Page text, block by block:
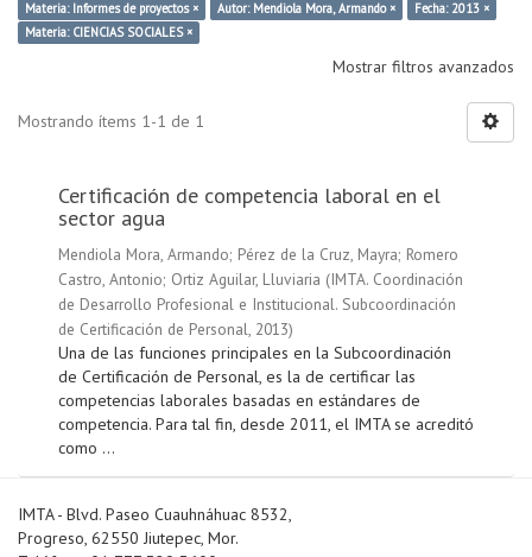
Materia: Informes de proyectos × Autor: Mendiola Mora, Armando ×
Fecha: 2013 ×
Materia: CIENCIAS SOCIALES ×
Mostrar filtros avanzados
Mostrando ítems 1-1 de 1
Certificación de competencia laboral en el
sector agua
Mendiola Mora, Armando; Pérez de la Cruz, Mayra; Romero
Castro, Antonio; Ortiz Aguilar, Lluviaria (IMTA. Coordinación
de Desarrollo Profesional e Institucional. Subcoordinación
de Certificación de Personal, 2013)
Una de las funciones principales en la Subcoordinación
de Certificación de Personal, es la de certificar las
competencias laborales basadas en estándares de
competencia. Para tal fin, desde 2011, el IMTA se acreditó
como ...
IMTA - Blvd. Paseo Cuauhnáhuac 8532,
Progreso, 62550 Jiutepec, Mor.